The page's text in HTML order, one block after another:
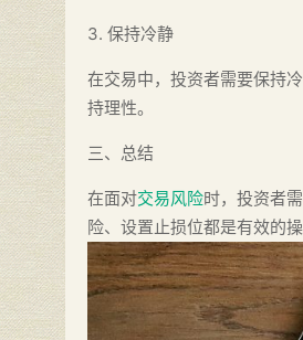
3. 保持冷静
在交易中，投资者需要保持
持理性。
三、总结
在面对交易风险时，投资者
险、设置止损位都是有效的